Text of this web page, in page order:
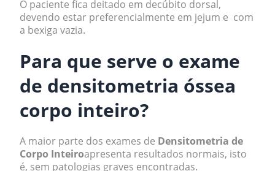
O paciente fica deitado em decúbito dorsal,
devendo estar preferencialmente em jejum e com
a bexiga vazia.
Para que serve o exame
de densitometria óssea
corpo inteiro?
A maior parte dos exames de Densitometria de
Corpo Inteiroapresenta resultados normais, isto
é, sem patologias graves encontradas.